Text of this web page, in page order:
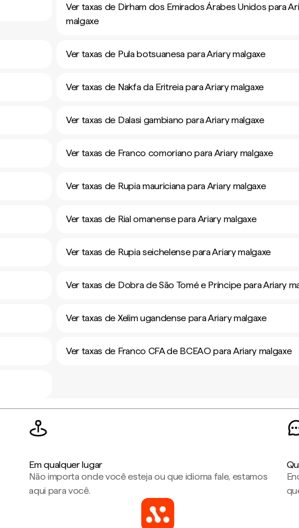
Ver taxas de Dirham dos Emirados Árabes Unidos para
malgaxe
Ver taxas de Pula botsuanesa para Ariary malgaxe
Ver taxas de Nakfa da Eritreia para Ariary malgaxe
Ver taxas de Dalasi gambiano para Ariary malgaxe
Ver taxas de Franco comoriano para Ariary malgaxe
Ver taxas de Rupia mauriciana para Ariary malgaxe
Ver taxas de Rial omanense para Ariary malgaxe
Ver taxas de Rupia seichelense para Ariary malgaxe
Ver taxas de Dobra de São Tomé e Príncipe para Ariary
Ver taxas de Xelim ugandense para Ariary malgaxe
Ver taxas de Franco CFA de BCEAO para Ariary malgaxe
Em qualquer lugar
Não importa onde você esteja ou que idioma fale, estamos
aqui para você.